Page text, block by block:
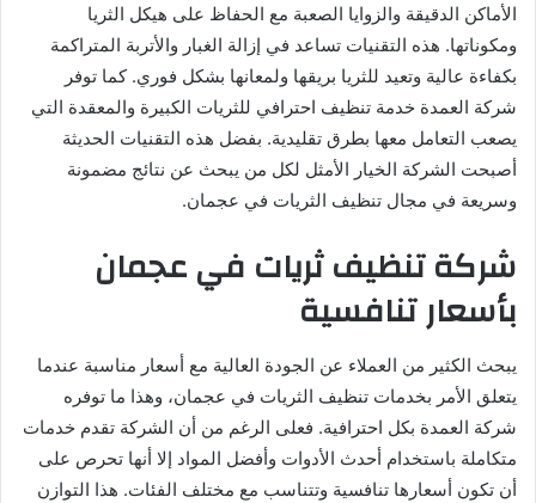
الأماكن الدقيقة والزوايا الصعبة مع الحفاظ على هيكل الثريا
ومكوناتها. هذه التقنيات تساعد في إزالة الغبار والأتربة المتراكمة
بكفاءة عالية وتعيد للثريا بريقها ولمعانها بشكل فوري. كما توفر
شركة العمدة خدمة تنظيف احترافي للثريات الكبيرة والمعقدة التي
يصعب التعامل معها بطرق تقليدية. بفضل هذه التقنيات الحديثة
أصبحت الشركة الخيار الأمثل لكل من يبحث عن نتائج مضمونة
وسريعة في مجال تنظيف الثريات في عجمان.
شركة تنظيف ثريات في عجمان
بأسعار تنافسية
يبحث الكثير من العملاء عن الجودة العالية مع أسعار مناسبة عندما
يتعلق الأمر بخدمات تنظيف الثريات في عجمان، وهذا ما توفره
شركة العمدة بكل احترافية. فعلى الرغم من أن الشركة تقدم خدمات
متكاملة باستخدام أحدث الأدوات وأفضل المواد إلا أنها تحرص على
أن تكون أسعارها تنافسية وتتناسب مع مختلف الفئات. هذا التوازن